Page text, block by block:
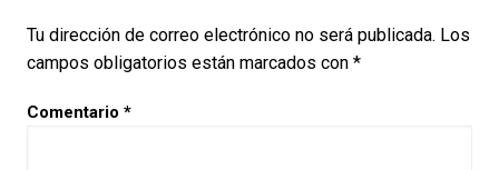
Tu dirección de correo electrónico no será publicada. Los
campos obligatorios están marcados con *
Comentario *